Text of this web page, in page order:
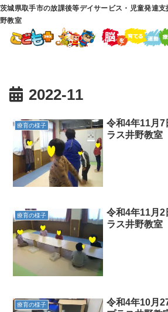
茨城県取手市の放課後等デイサービス・児童発達
野教室
2022-11
療育の様子
令和4年11月7
ラス井野教
療育の様子
令和4年11月2
ラス井野教
療育の様子
令和4年10月